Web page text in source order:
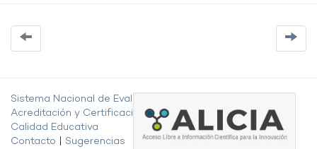
Sistema Nacional de Evaluación,
Acreditación y Certificación de la
Calidad Educativa
Contacto
Sugerencias